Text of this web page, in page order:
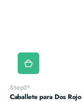
Vendor:
Step2®
Caballete para Dos Rojo